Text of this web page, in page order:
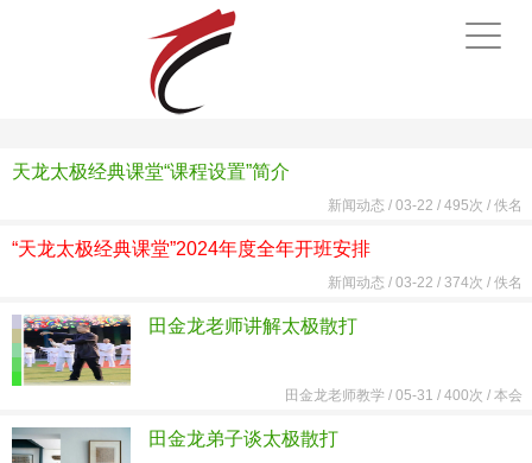
手
机
天龙太极经典课堂“课程设置”简介
新闻动态 / 03-22 / 495次 / 佚名
“天龙太极经典课堂”2024年度全年开班安排
新闻动态 / 03-22 / 374次 / 佚名
田金龙老师讲解太极散打
田金龙老师教学 / 05-31 / 400次 / 本会
田金龙弟子谈太极散打